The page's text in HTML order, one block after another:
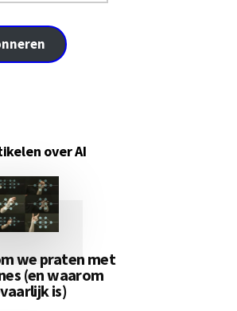
over AI
we praten met
(en waarom
is)